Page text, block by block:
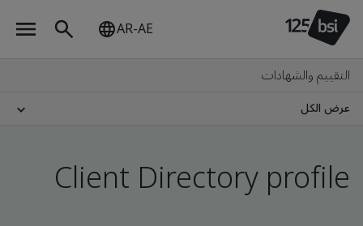
AR-AE
التقييم والشهادات
عرض الكل
Client Directory profile